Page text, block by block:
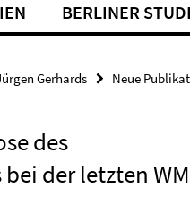
BERLINER
Gerhards Neue
des
der letzten WM